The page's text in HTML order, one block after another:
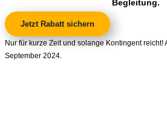
Begleitung.
Jetzt Rabatt sichern
Nur für kurze Zeit und solange Kontingent reicht!
September 2024.